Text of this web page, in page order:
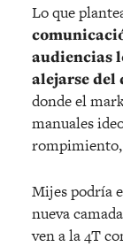
Lo que
audiencias
alejarse del
donde el
manuales
Mijes podría
nueva
ven a la 4T